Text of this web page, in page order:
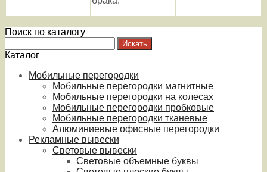
Поиск по каталогу
Каталог
Мобильные перегородки
Мобильные перегородки магнитные
Мобильные перегородки на колесах
Мобильные перегородки пробковые
Мобильные перегородки тканевые
Алюминиевые офисные перегородки
Рекламные вывески
Световые вывески
Световые объемные буквы